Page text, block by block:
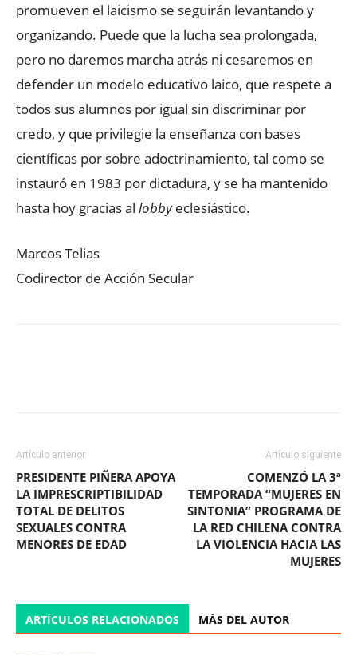
promueven el laicismo se seguirán levantando y
organizando. Puede que la lucha sea prolongada,
pero no daremos marcha atrás ni cesaremos en
defender un modelo educativo laico, que respete a
todos sus alumnos por igual sin discriminar por
credo, y que privilegie la enseñanza con bases
científicas por sobre adoctrinamiento, tal como se
instauró en 1983 por dictadura, y se ha mantenido
hasta hoy gracias al lobbyeclesiástico.
Marcos Telias
Codirector de Acción Secular
Artículo anterior
PRESIDENTE PIÑERA APOYA
LA IMPRESCRIPTIBILIDAD
TOTAL DE DELITOS
SEXUALES CONTRA
MENORES DE EDAD
Artículo siguiente
COMENZÓ LA 3ª
TEMPORADA “MUJERES EN
SINTONIA” PROGRAMA DE
LA RED CHILENA CONTRA
LA VIOLENCIA HACIA LAS
MUJERES
ARTÍCULOS RELACIONADOS MÁS DEL AUTOR